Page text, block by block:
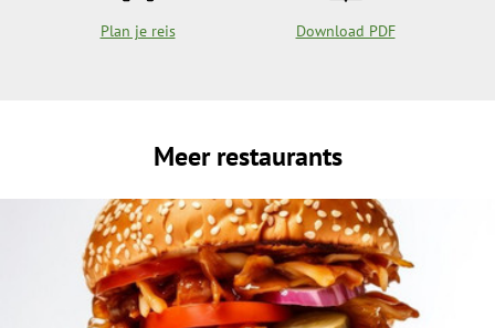
Plan je reis Download PDF
Meer restaurants